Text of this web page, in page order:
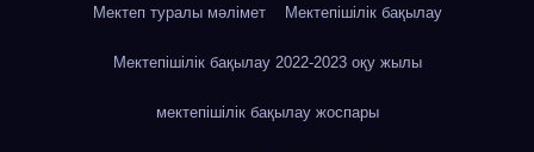
Мектеп туралы мәлімет Мектепішілік бақылау
Мектепішілік бақылау 2022-2023 оқу жылы
мектепішілік бақылау жоспары